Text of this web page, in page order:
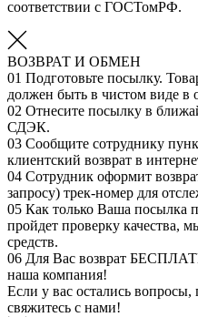
соответствии с ГОСТомРФ.
ВОЗВРАТ И ОБМЕН
01 Подготовьте посылку.
должен быть в чистом виде в
02 Отнесите посылку в
СДЭК.
03 Сообщите сотруднику
клиентский возврат в
04 Сотрудник оформит
запросу) трек-номер для
05 Как только Ваша посылка
пройдет проверку качества,
средств.
06 Для Вас возврат
наша компания!
Если у вас остались вопросы,
свяжитесь с нами!